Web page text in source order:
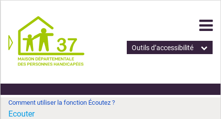
Outils d’accessibilité
Comment utiliser la fonction Écoutez ?
Ecouter